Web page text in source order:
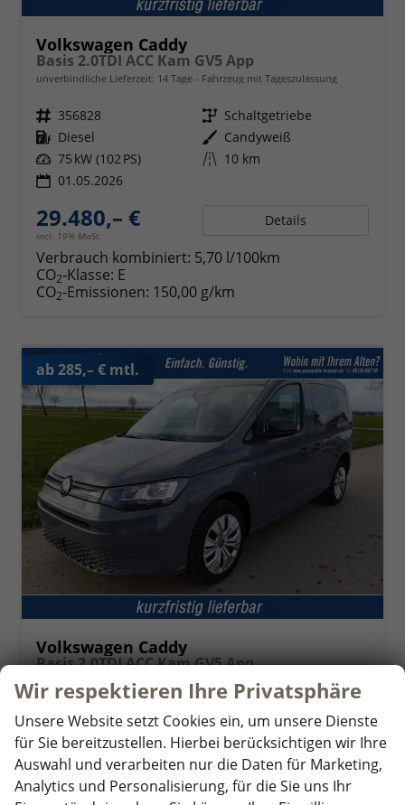
Volkswagen Caddy
Basis 2.0TDI ACC Kam GV5 App
unverbindliche Lieferzeit: 14 Tage Fahrzeug mit Tageszulassung
Fahrzeugnr. 356828 Getriebe Schaltgetriebe
Kraftstoff Diesel Außenfarbe Candyweiß
Leistung 75 kW (102 PS) Kilometerstand 10 km
01.05.2026
29.480,– €
incl. 19% MwSt.
Details
Verbrauch kombiniert: 5,70 l/100km
CO2-Klasse: E
CO2-Emissionen: 150,00 g/km
ab 285,– € mtl.
Volkswagen Caddy
Basis 2.0TDI ACC Kam GV5 App
unverbindliche Lieferzeit: 14 Tage Fahrzeug mit Tageszulassung
Fahrzeugnr. 357548 GetriebeSchaltgetriebe
Kraftstoff Diesel Außenfarbe Puregrey
Leistung 75 kW (102 PS) Kilometerstand 10 km
01.05.2026
Wir respektieren Ihre Privatsphäre
Unsere Website setzt Cookies ein, um unsere Dienste
für Sie bereitzustellen. Hierbei berücksichtigen wir Ihre
Auswahl und verarbeiten nur die Daten für Marketing,
Analytics und Personalisierung, für die Sie uns Ihr